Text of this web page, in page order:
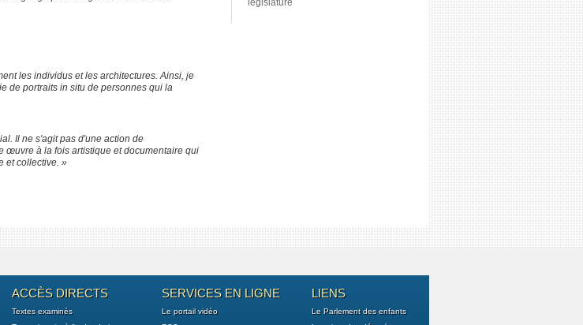
les individus et les architectures. Ainsi, je
de portraits in situ de personnes qui la
Il ne s'agit pas d'une action de
œuvre à la fois artistique et documentaire qui
et collective. »
législature
ACCÈS DIRECTS
Textes examinés
SERVICES EN LIGNE
Le portail vidéo
LIENS
Le Parlement des enfants